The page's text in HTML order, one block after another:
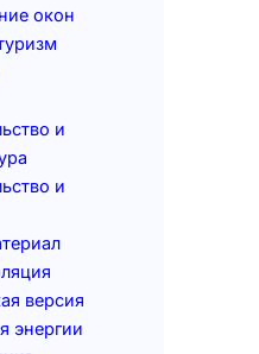
окон
и
и
версия
энергии